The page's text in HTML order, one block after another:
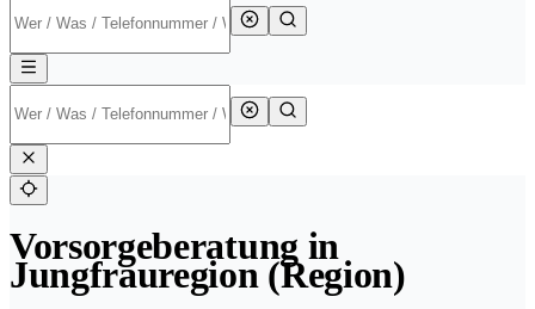
Vorsorgeberatung in
Jungfrauregion (Region)